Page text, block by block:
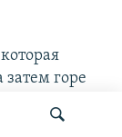
горе
образ
российской